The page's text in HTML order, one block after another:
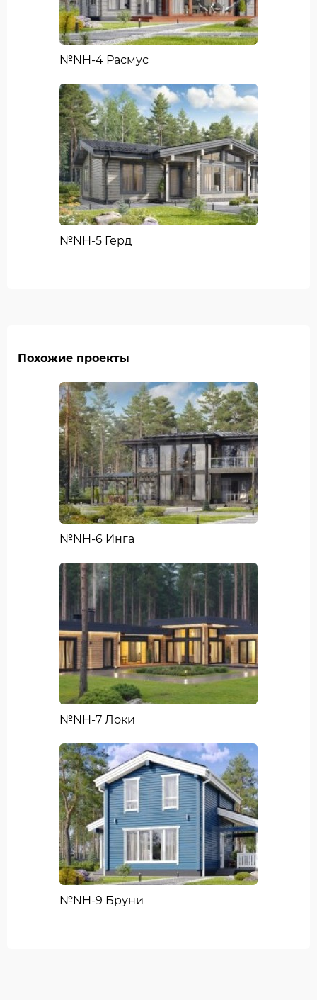
№NH-4 Расмус
№NH-5 Герд
Похожие проекты
№NH-6 Инга
№NH-7 Локи
№NH-9 Бруни